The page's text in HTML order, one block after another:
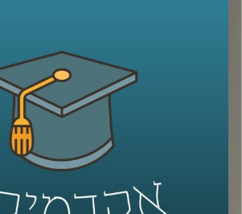
כן, בזמן שאנחנו מדברים על ביטחון לאומי,
בקרב אחר – על חיינו בכבישים.
רק השנה, 388 בני אדם נהרגו
את שנת 2025 כאחת השנים הקטלניות
האחרונים, עם עלייה של
שלא נראה מאז 2005.
והנתון הקשה ביותר? אחד מכל ארבעה